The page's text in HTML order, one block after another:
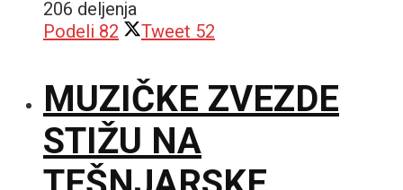
206 deljenja
Podeli 82 Tweet 52
MUZIČKE ZVEZDE
STIŽU NA